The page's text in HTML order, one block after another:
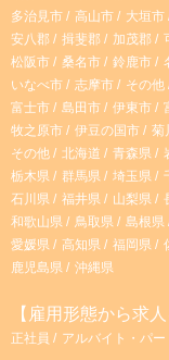
多治見市
高山市 大垣市
安八郡
揖斐郡 加茂郡
松阪市
桑名市 鈴鹿市
いなべ市
志摩市 その他
富士市
島田市 伊東市
牧之原市
伊豆の国市 菊
その他
北海道 青森県
栃木県
群馬県 埼玉県
石川県
福井県 山梨県
和歌山県
鳥取県 島根県
愛媛県
高知県 福岡県
鹿児島県
沖縄県
【雇用形態から求人
正社員 アルバイト・パー